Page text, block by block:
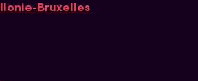
Bruxelles